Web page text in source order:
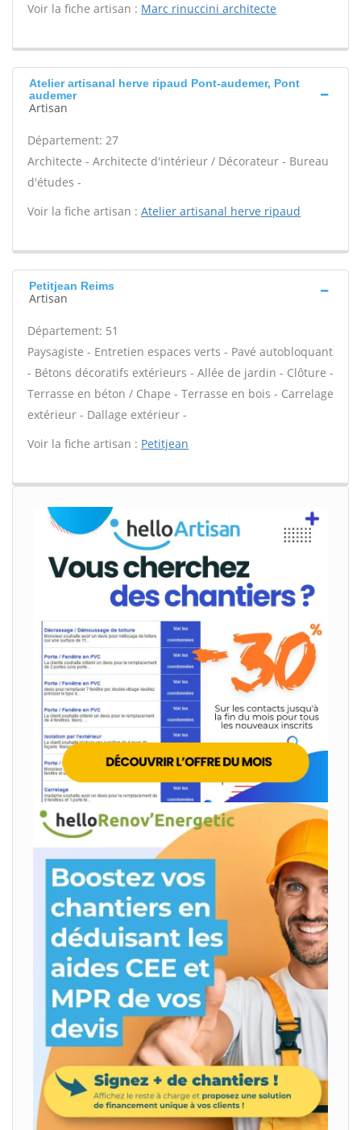
Voir la fiche artisan : Marc rinuccini architecte
Atelier artisanal herve ripaud Pont-audemer, Pont
audemer
Artisan
Département: 27
Architecte - Architecte d'intérieur / Décorateur - Bureau
d'études -
Voir la fiche artisan : Atelier artisanal herve ripaud
Petitjean Reims
Artisan
Département: 51
Paysagiste - Entretien espaces verts - Pavé autobloquant
- Bétons décoratifs extérieurs - Allée de jardin - Clôture -
Terrasse en béton / Chape - Terrasse en bois - Carrelage
extérieur - Dallage extérieur -
Voir la fiche artisan : Petitjean